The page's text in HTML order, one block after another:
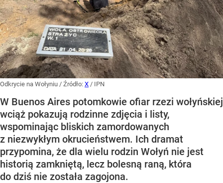
Odkrycie na Wołyniu / Źródło: X / IPN
W Buenos Aires potomkowie ofiar rzezi wołyńskiej
wciąż pokazują rodzinne zdjęcia i listy,
wspominając bliskich zamordowanych
z niezwykłym okrucieństwem. Ich dramat
przypomina, że dla wielu rodzin Wołyń nie jest
historią zamkniętą, lecz bolesną raną, która
do dziś nie została zagojona.